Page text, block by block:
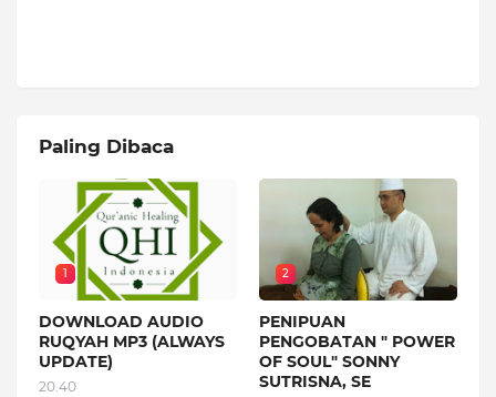
Paling Dibaca
1
DOWNLOAD AUDIO
RUQYAH MP3 (ALWAYS
UPDATE)
20.40
2
PENIPUAN
PENGOBATAN " POWER
OF SOUL" SONNY
SUTRISNA, SE